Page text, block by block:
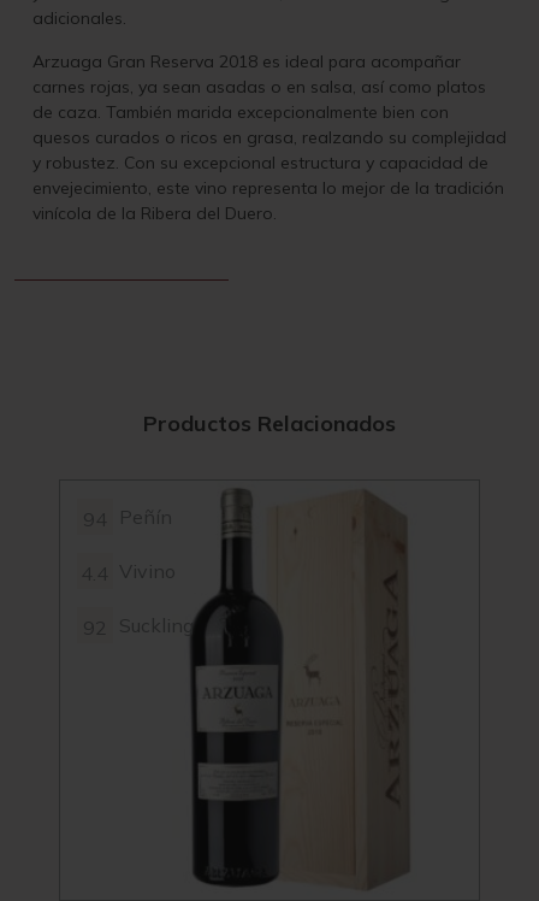
adicionales.
Arzuaga Gran Reserva 2018 es ideal para acompañar
carnes rojas, ya sean asadas o en salsa, así como platos
de caza. También marida excepcionalmente bien con
quesos curados o ricos en grasa, realzando su complejidad
y robustez. Con su excepcional estructura y capacidad de
envejecimiento, este vino representa lo mejor de la tradición
vinícola de la Ribera del Duero.
Productos Relacionados
Peñín
Vivino
Suckling